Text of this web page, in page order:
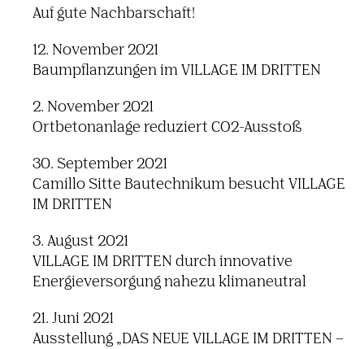
Auf gute Nachbarschaft!
12. November 2021
Baumpflanzungen im VILLAGE IM DRITTEN
2. November 2021
Ortbetonanlage reduziert CO2-Ausstoß
30. September 2021
Camillo Sitte Bautechnikum besucht VILLAGE
IM DRITTEN
3. August 2021
VILLAGE IM DRITTEN durch innovative
Energieversorgung nahezu klimaneutral
21. Juni 2021
Ausstellung „DAS NEUE VILLAGE IM DRITTEN –